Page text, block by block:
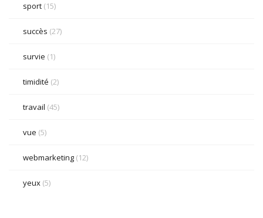
sport (15)
succès (27)
survie (1)
timidité (2)
travail (45)
vue (5)
webmarketing (12)
yeux (5)